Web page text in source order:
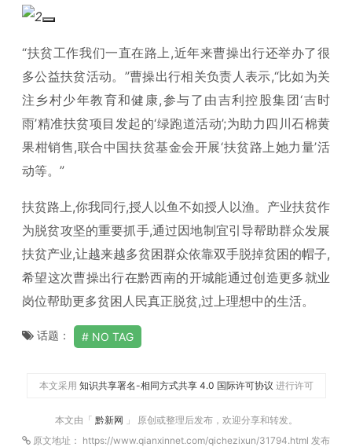
“扶贫工作我们一直在路上,近年来曹操出行还举办了很
多公益扶贫活动。”曹操出行相关负责人表示,“比如为关
注乡村少年教育和健康,参与了由吉利控股集团‘吉时
雨’精准扶贫项目发起的‘绿跑道活动’;为助力四川石棉黄
果柑销售,联合中国扶贫基金会开展‘扶贫路上她力量’活
动等。”
扶贫路上,你我同行,授人以鱼不如授人以渔。产业扶贫作
为脱贫攻坚的重要抓手,通过因地制宜引导帮助群众发展
扶贫产业,让越来越多贫困群众依靠双手脱掉贫困的帽子,
希望这次曹操出行在黔西南的开城能通过创造更多就业
岗位帮助更多贫困人民真正脱贫,过上理想中的生活。
话题： NO TAG
本文采用 知识共享署名-相同方式共享 4.0 国际许可协议 进行许可
本文由「 黔新网 」 原创或整理后发布，欢迎分享和转发。
原文地址： https://www.qianxinnet.com/qichezixun/31794.html 发布